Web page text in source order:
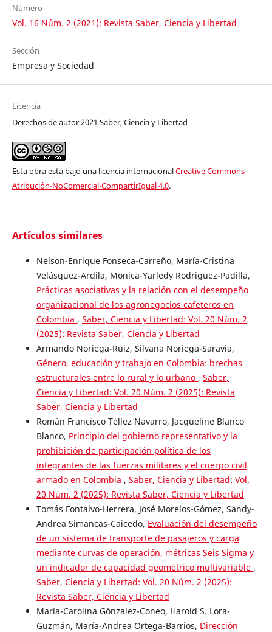
Número
Vol. 16 Núm. 2 (2021): Revista Saber, Ciencia y Libertad
Sección
Empresa y Sociedad
Licencia
Derechos de autor 2021 Saber, Ciencia y Libertad
Esta obra está bajo una licencia internacionalCreative Commons
Atribución-NoComercial-CompartirIgual 4.0.
Artículos similares
Nelson-Enrique Fonseca-Carreño, María-Cristina
Velásquez-Ardila, Monica-Yarledy Rodriguez-Padilla,
Prácticas asociativas y la relación con el desempeño
organizacional de los agronegocios cafeteros en
Colombia , Saber, Ciencia y Libertad: Vol. 20 Núm. 2
(2025): Revista Saber, Ciencia y Libertad
Armando Noriega-Ruiz, Silvana Noriega-Saravia,
Género, educación y trabajo en Colombia: brechas
estructurales entre lo rural y lo urbano , Saber,
Ciencia y Libertad: Vol. 20 Núm. 2 (2025): Revista
Saber, Ciencia y Libertad
Román Francisco Téllez Navarro, Jacqueline Blanco
Blanco, Principio del gobierno representativo y la
prohibición de participación política de los
integrantes de las fuerzas militares y el cuerpo civil
armado en Colombia , Saber, Ciencia y Libertad: Vol.
20 Núm. 2 (2025): Revista Saber, Ciencia y Libertad
Tomás Fontalvo-Herrera, José Morelos-Gómez, Sandy-
Andrea Simancas-Caicedo, Evaluación del desempeño
de un sistema de transporte de pasajeros y carga
mediante curvas de operación, métricas Seis Sigma y
un indicador de capacidad geométrico multivariable ,
Saber, Ciencia y Libertad: Vol. 20 Núm. 2 (2025):
Revista Saber, Ciencia y Libertad
María-Carolina Gónzalez-Coneo, Harold S. Lora-
Guzmán, María-Andrea Ortega-Barrios, Dirección